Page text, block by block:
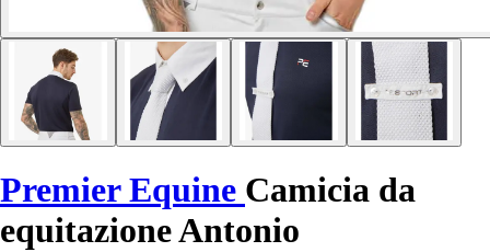
Premier Equine Camicia da
equitazione Antonio